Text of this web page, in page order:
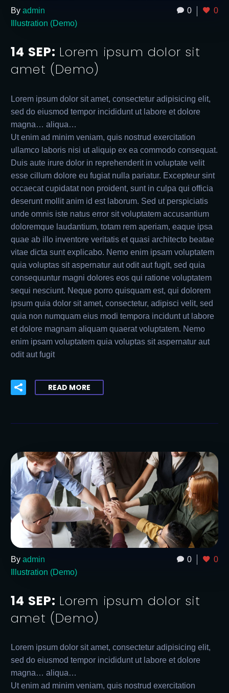
0 0
By admin
Illustration (Demo)
14 SEP: Lorem ipsum dolor sit
amet (Demo)
Lorem ipsum dolor sit amet, consectetur adipisicing elit,
sed do eiusmod tempor incididunt ut labore et dolore
magna… aliqua…
Ut enim ad minim veniam, quis nostrud exercitation
ullamco laboris nisi ut aliquip ex ea commodo consequat.
Duis aute irure dolor in reprehenderit in voluptate velit
esse cillum dolore eu fugiat nulla pariatur. Excepteur sint
occaecat cupidatat non proident, sunt in culpa qui officia
deserunt mollit anim id est laborum. Sed ut perspiciatis
unde omnis iste natus error sit voluptatem accusantium
doloremque laudantium, totam rem aperiam, eaque ipsa
quae ab illo inventore veritatis et quasi architecto beatae
vitae dicta sunt explicabo. Nemo enim ipsam voluptatem
quia voluptas sit aspernatur aut odit aut fugit, sed quia
consequuntur magni dolores eos qui ratione voluptatem
sequi nesciunt. Neque porro quisquam est, qui dolorem
ipsum quia dolor sit amet, consectetur, adipisci velit, sed
quia non numquam eius modi tempora incidunt ut labore
et dolore magnam aliquam quaerat voluptatem. Nemo
enim ipsam voluptatem quia voluptas sit aspernatur aut
odit aut fugit
READ MORE
0 0
By admin
Illustration (Demo)
14 SEP: Lorem ipsum dolor sit
amet (Demo)
Lorem ipsum dolor sit amet, consectetur adipisicing elit,
sed do eiusmod tempor incididunt ut labore et dolore
magna… aliqua…
Ut enim ad minim veniam, quis nostrud exercitation